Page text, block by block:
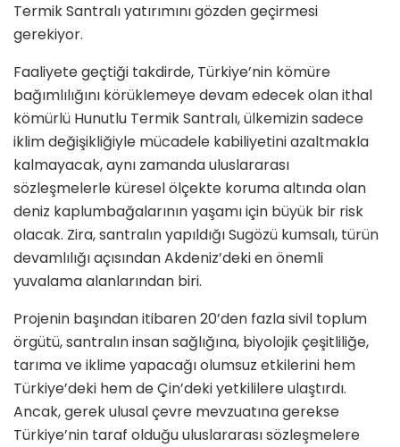
Termik Santralı yatırımını gözden geçirmesi
gerekiyor.
Faaliyete geçtiği takdirde, Türkiye’nin kömüre
bağımlılığını körüklemeye devam edecek olan ithal
kömürlü Hunutlu Termik Santralı, ülkemizin sadece
iklim değişikliğiyle mücadele kabiliyetini azaltmakla
kalmayacak, aynı zamanda uluslararası
sözleşmelerle küresel ölçekte koruma altında olan
deniz kaplumbağalarının yaşamı için büyük bir risk
olacak. Zira, santralın yapıldığı Sugözü kumsalı, türün
devamlılığı açısından Akdeniz’deki en önemli
yuvalama alanlarından biri.
Projenin başından itibaren 20’den fazla sivil toplum
örgütü, santralın insan sağlığına, biyolojik çeşitliliğe,
tarıma ve iklime yapacağı olumsuz etkilerini hem
Türkiye’deki hem de Çin’deki yetkililere ulaştırdı.
Ancak, gerek ulusal çevre mevzuatına gerekse
Türkiye’nin taraf olduğu uluslararası sözleşmelere